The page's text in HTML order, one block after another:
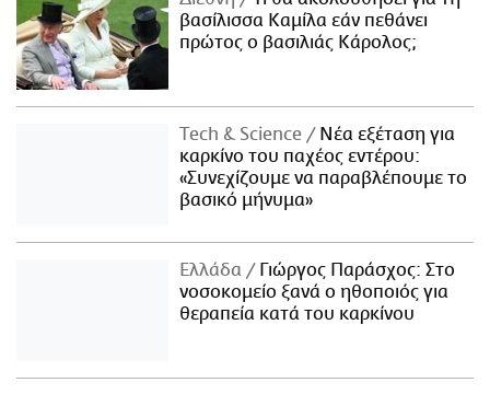
βασίλισσα Καμίλα εάν πεθάνει
πρώτος ο βασιλιάς Κάρολος;
Τech & Science
Νέα εξέταση για
καρκίνο του παχέος εντέρου:
«Συνεχίζουμε να παραβλέπουμε το
βασικό μήνυμα»
Ελλάδα
Γιώργος Παράσχος: Στο
νοσοκομείο ξανά ο ηθοποιός για
θεραπεία κατά του καρκίνου